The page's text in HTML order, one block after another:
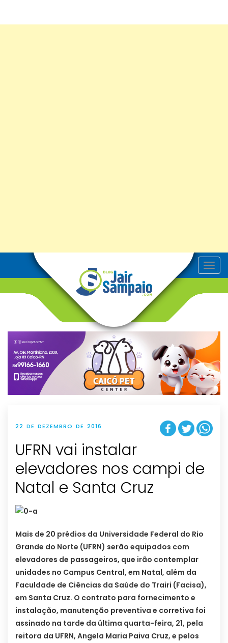
T
o
v
g
t
i
o
n
22 DE DEZEMBRO DE 2016
UFRN vai instalar
elevadores nos campi de
Natal e Santa Cruz
Mais de 20 prédios da Universidade Federal do Rio
Grande do Norte (UFRN) serão equipados com
elevadores de passageiros, que irão contemplar
unidades no Campus Central, em Natal, além da
Faculdade de Ciências da Saúde do Trairi (Facisa),
em Santa Cruz. O contrato para fornecimento e
instalação, manutenção preventiva e corretiva foi
assinado na tarde da última quarta-feira, 21, pela
reitora da UFRN, Angela Maria Paiva Cruz, e pelos